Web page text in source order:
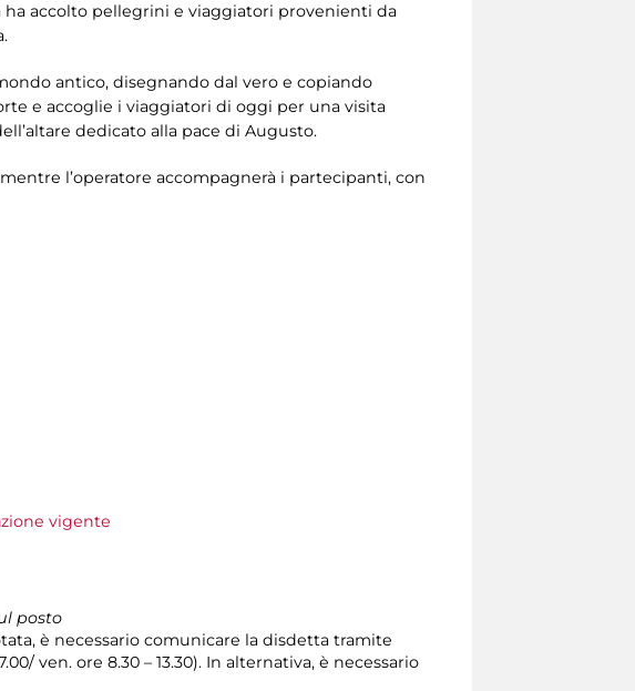
ha accolto pellegrini e viaggiatori provenienti da
antico, disegnando dal vero e copiando
e accoglie i viaggiatori di oggi per una visita
dedicato alla pace di Augusto.
l’operatore accompagnerà i partecipanti, con
vigente
posto
è necessario comunicare la disdetta tramite
ven. ore 8.30 – 13.30). In alternativa, è necessario